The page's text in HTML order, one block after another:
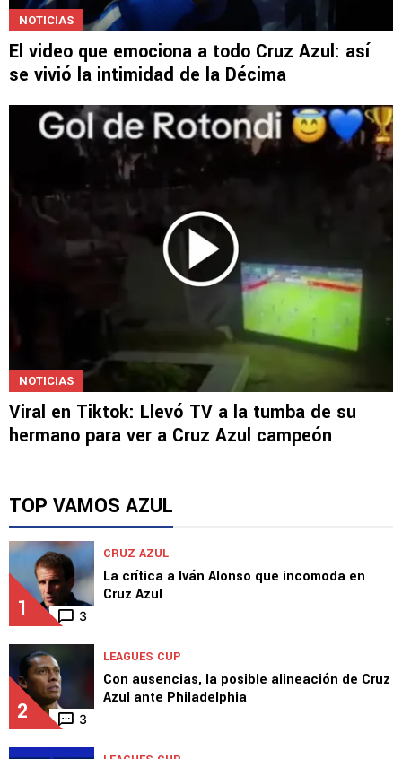
NOTICIAS
El video que emociona a todo Cruz Azul: así
se vivió la intimidad de la Décima
NOTICIAS
Viral en Tiktok: Llevó TV a la tumba de su
hermano para ver a Cruz Azul campeón
TOP VAMOS AZUL
1 3
CRUZ AZUL
La crítica a Iván Alonso que incomoda en
Cruz Azul
2 3
LEAGUES CUP
Con ausencias, la posible alineación de Cruz
Azul ante Philadelphia